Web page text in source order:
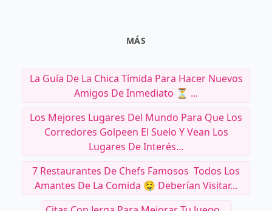
MÁS
La Guía De La Chica Tímida Para Hacer Nuevos
Amigos De Inmediato ⏳ ...
Los Mejores Lugares Del Mundo Para Que Los
Corredores Golpeen El Suelo Y Vean Los
Lugares De Interés...
7 Restaurantes De Chefs Famosos ‍ Todos Los
Amantes De La Comida 🤤 Deberían Visitar...